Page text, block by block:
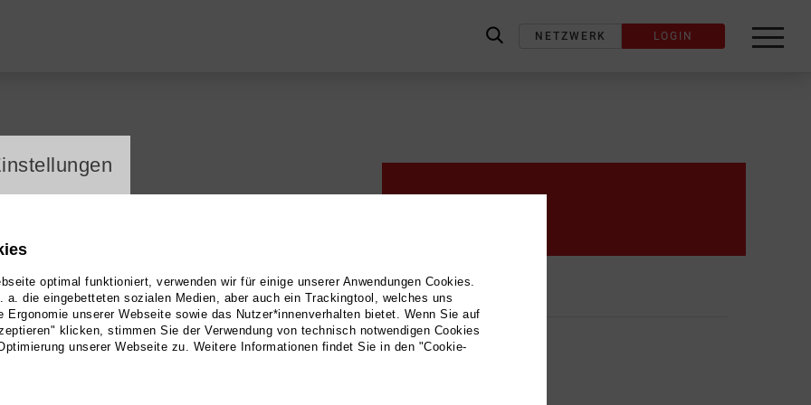
label_search
NETZWERK LOGIN
Adresse
Trio "Classic Deluxe"
optimal funktioniert, verwenden wir für einige unserer Anwendungen Cookies.
a. die eingebetteten sozialen Medien, aber auch ein Trackingtool, welches uns
Ergonomie unserer Webseite sowie das Nutzer*innenverhalten bietet. Wenn Sie auf
klicken, stimmen Sie der Verwendung von technisch notwendigen Cookies
unserer Webseite zu. Weitere Informationen findet Sie in den "Cookie-